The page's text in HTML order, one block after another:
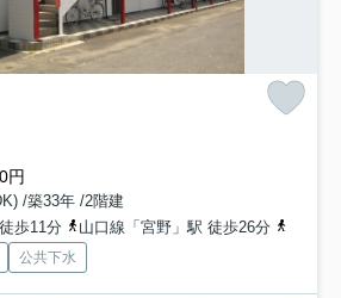
円
/築33年 /2階建
歩11分
山口線「宮野」駅 徒歩26分
公共下水